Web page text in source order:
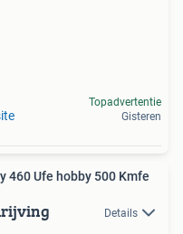
Topadvertentie
Gisteren
500 Kmfe
Details